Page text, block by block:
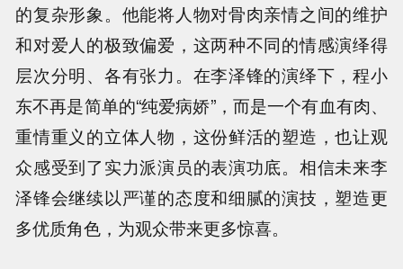
的复杂形象。他能将人物对骨肉亲情之间的维护
和对爱人的极致偏爱，这两种不同的情感演绎得
层次分明、各有张力。在李泽锋的演绎下，程小
东不再是简单的“纯爱病娇”，而是一个有血有肉、
重情重义的立体人物，这份鲜活的塑造，也让观
众感受到了实力派演员的表演功底。相信未来李
泽锋会继续以严谨的态度和细腻的演技，塑造更
多优质角色，为观众带来更多惊喜。